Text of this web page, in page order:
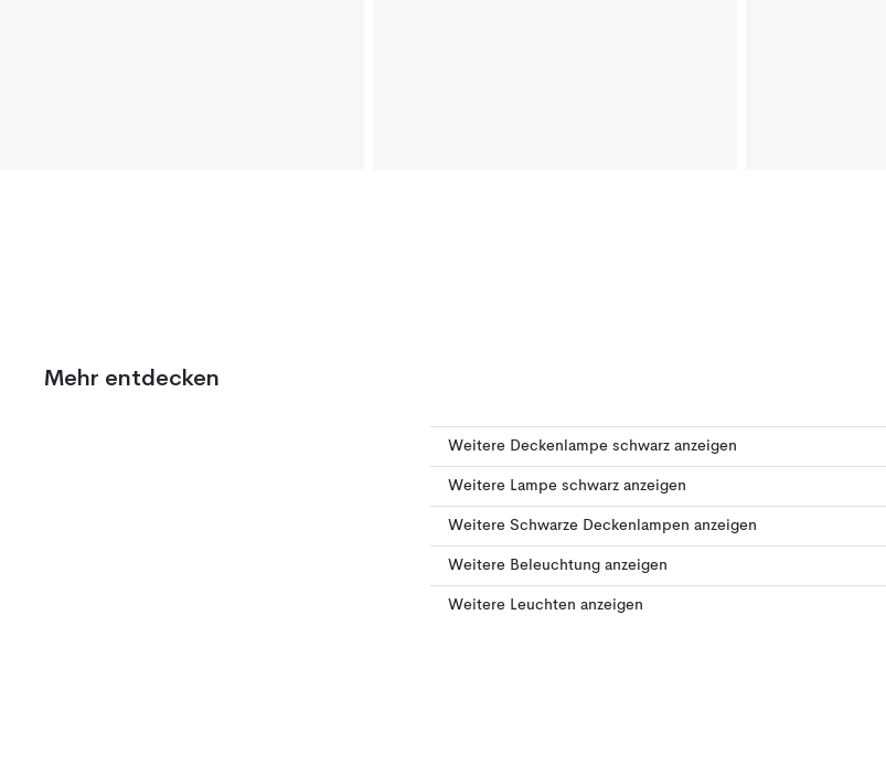
Mehr entdecken
Weitere Deckenlampe schwarz anzeigen
Weitere Lampe schwarz anzeigen
Weitere Schwarze Deckenlampen anzeigen
Weitere Beleuchtung anzeigen
Weitere Leuchten anzeigen